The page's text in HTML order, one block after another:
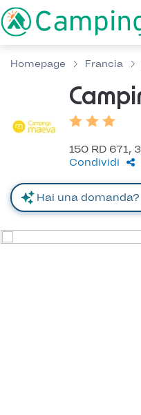
Homepage Francia
150 RD 671,
Condividi